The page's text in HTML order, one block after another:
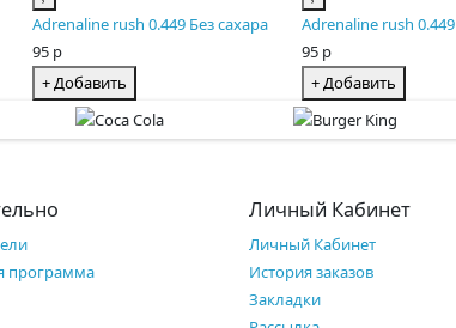
Adrenaline rush 0.449 Без сахара
95 р
+ Добавить
Adrenaline rush 0.449
95 р
+ Добавить
программа
Личный Кабинет
Личный Кабинет
История заказов
Закладки